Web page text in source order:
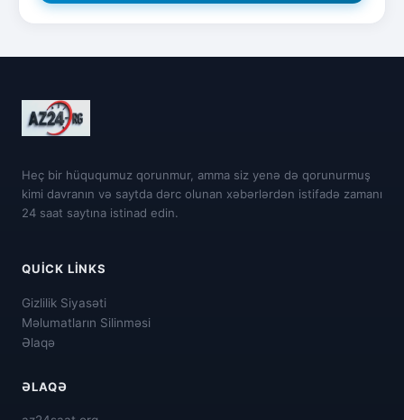
Heç bir hüququmuz qorunmur, amma siz yenə də qorunurmuş
kimi davranın və saytda dərc olunan xəbərlərdən istifadə zamanı
24 saat saytına istinad edin.
QUICK LINKS
Gizlilik Siyasəti
Məlumatların Silinməsi
Əlaqə
ƏLAQƏ